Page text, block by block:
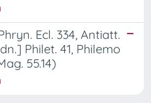
Ecl. 334, Antiatt.
Philet. 41, Philemo
55.14)